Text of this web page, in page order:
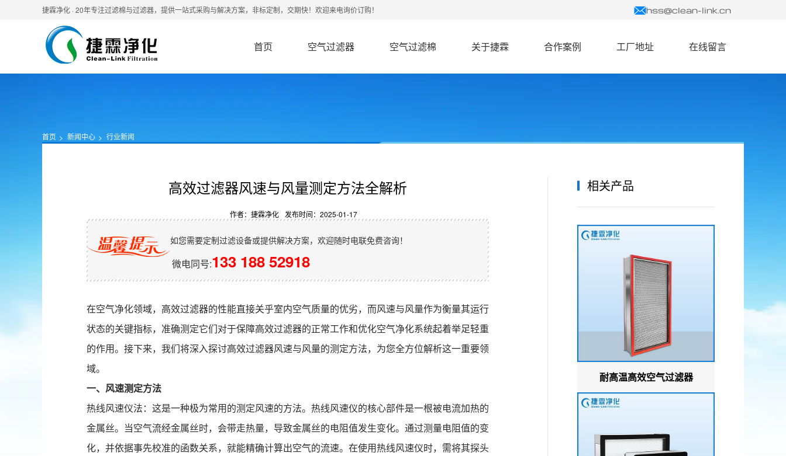
捷霖净化 · 20年专注过滤棉与过滤器，提供一站式采购与解决方案，非标定制，交期快！欢迎来电询价订购！ hss@clean-link.cn
首页 空气过滤器 空气过滤棉 关于捷霖 合作案例 工厂地址 在线留言
首页 新闻中心 行业新闻
高效过滤器风速与风量测定方法全解析
作者：捷霖净化 发布时间：2025-01-17
如您需要定制过滤设备或提供解决方案，欢迎随时电联免费咨询！
微电同号:133 188 52918
在空气净化领域，高效过滤器的性能直接关乎室内空气质量的优劣，而风速与风量作为衡量其运行
状态的关键指标，准确测定它们对于保障高效过滤器的正常工作和优化空气净化系统起着举足轻重
的作用。接下来，我们将深入探讨高效过滤器风速与风量的测定方法，为您全方位解析这一重要领
域。
一、风速测定方法
热线风速仪法：这是一种极为常用的测定风速的方法。热线风速仪的核心部件是一根被电流加热的
金属丝。当空气流经金属丝时，会带走热量，导致金属丝的电阻值发生变化。通过测量电阻值的变
化，并依据事先校准的函数关系，就能精确计算出空气的流速。在使用热线风速仪时，需将其探头
相关产品
耐高温高效空气过滤器